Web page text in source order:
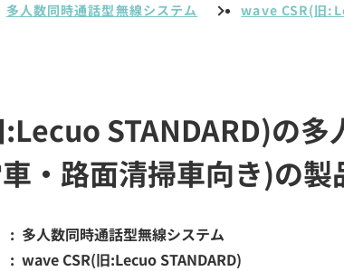
多人数同時通話型無線システム wave CSR(旧
STANDARD)の
・路面清掃車向き)の製
多人数同時通話型無線システム
wave CSR(旧:Lecuo STANDARD)